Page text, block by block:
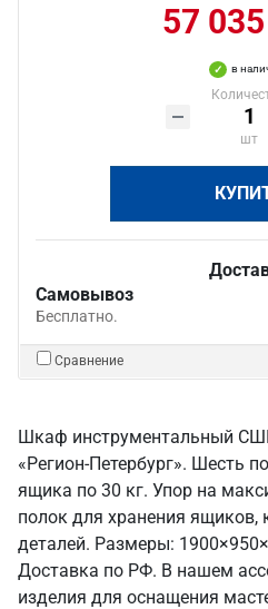
57
в
шт
Самовывоз
Бесплатно.
Сравнение
Шкаф инструментальный
«Регион-Петербург». Шесть
ящика по 30 кг. Упор на
полок для хранения ящиков,
деталей. Размеры:
Доставка по РФ. В нашем
изделия для оснащения